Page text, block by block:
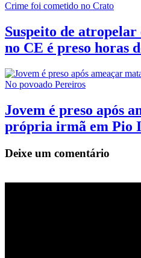
Crime foi cometido no Crato
Suspeito de
no CE é preso horas
No povoado Pereiros
Jovem é preso após
própria irmã em Pio
Deixe um comentário